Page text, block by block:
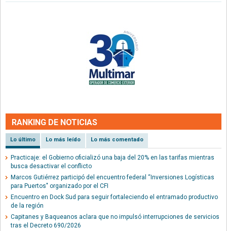
RANKING DE NOTICIAS
Lo último Lo más leído Lo más comentado
Practicaje: el Gobierno oficializó una baja del 20% en las tarifas mientras
busca desactivar el conflicto
Marcos Gutiérrez participó del encuentro federal “Inversiones Logísticas
para Puertos" organizado por el CFI
Encuentro en Dock Sud para seguir fortaleciendo el entramado productivo
de la región
Capitanes y Baqueanos aclara que no impulsó interrupciones de servicios
tras el Decreto 690/2026